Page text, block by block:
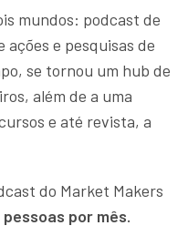
mundos: podcast de
ações e pesquisas de
se tornou um hub de
além de a uma
e até revista, a
do Market Makers
por mês.